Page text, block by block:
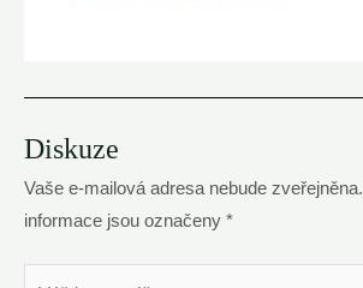
Diskuze
Vaše e-mailová adresa nebude zveřejněna.
informace jsou označeny *